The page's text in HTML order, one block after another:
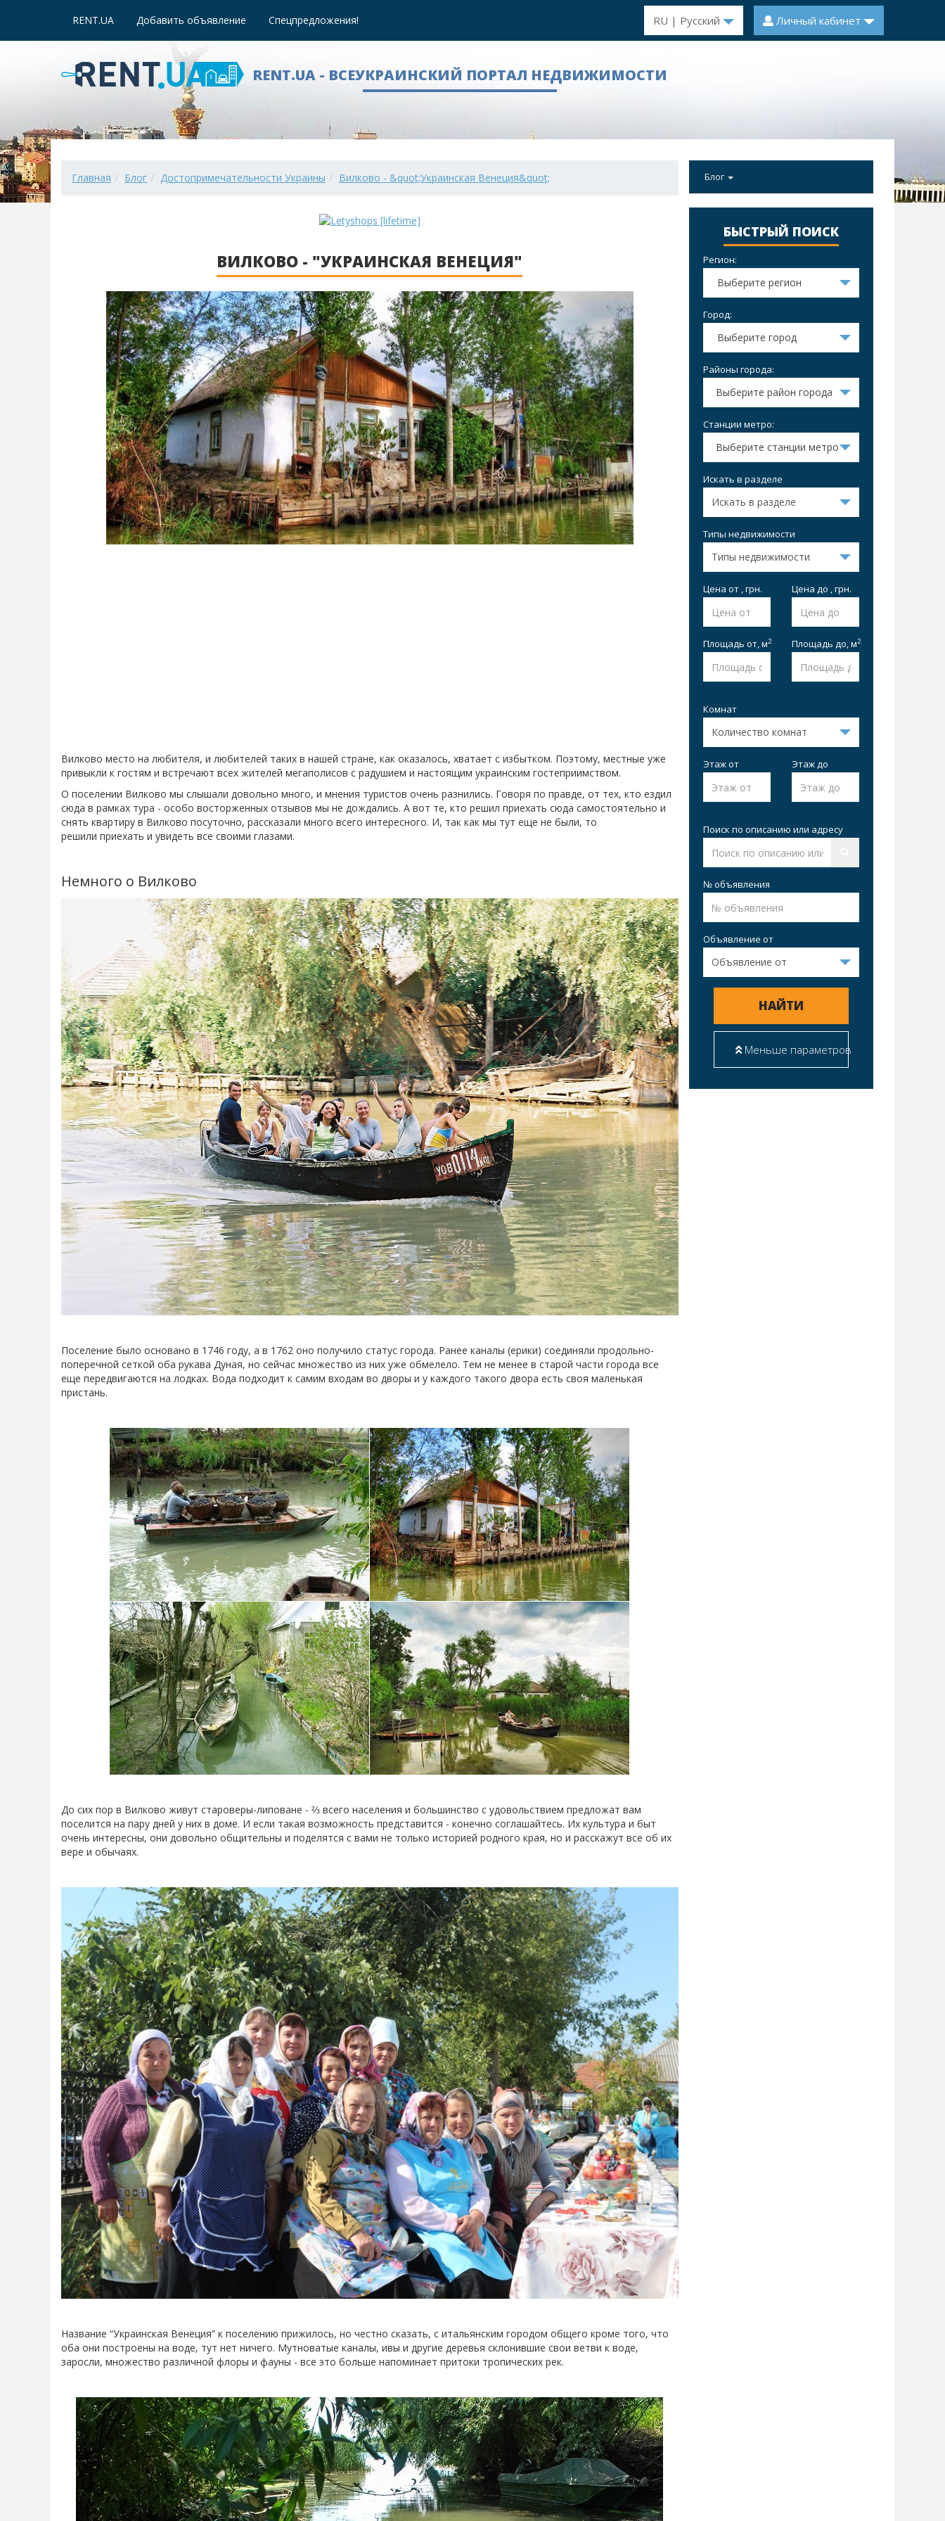
RENT.UA Добавить объявление Спецпредложения! RU | Русский Личный кабинет
RENT.UA - ВСЕУКРАИНСКИЙ ПОРТАЛ НЕДВИЖИМОСТИ
Главная Блог Достопримечательности Украины Вилково - &quot;Украинская Венеция&quot;
ВИЛКОВО - "УКРАИНСКАЯ ВЕНЕЦИЯ"
Вилково место на любителя, и любителей таких в нашей стране, как оказалось, хватает с избытком. Поэтому, местные уже
привыкли к гостям и встречают всех жителей мегаполисов с радушием и настоящим украинским гостеприимством.
О поселении Вилково мы слышали довольно много, и мнения туристов очень разнились. Говоря по правде, от тех, кто ездил
сюда в рамках тура - особо восторженных отзывов мы не дождались. А вот те, кто решил приехать сюда самостоятельно и
снять квартиру в Вилково посуточно, рассказали много всего интересного. И, так как мы тут еще не были, то
решили приехать и увидеть все своими глазами.
Немного о Вилково
Поселение было основано в 1746 году, а в 1762 оно получило статус города. Ранее каналы (ерики) соединяли продольно-
поперечной сеткой оба рукава Дуная, но сейчас множество из них уже обмелело. Тем не менее в старой части города все
еще передвигаются на лодках. Вода подходит к самим входам во дворы и у каждого такого двора есть своя маленькая
пристань.
До сих пор в Вилково живут староверы-липоване - ⅔ всего населения и большинство с удовольствием предложат вам
поселится на пару дней у них в доме. И если такая возможность представится - конечно соглашайтесь. Их культура и быт
очень интересны, они довольно общительны и поделятся с вами не только историей родного края, но и расскажут все об их
вере и обычаях.
Название “Украинская Венеция” к поселению прижилось, но честно сказать, с итальянским городом общего кроме того, что
оба они построены на воде, тут нет ничего. Мутноватые каналы, ивы и другие деревья склонившие свои ветви к воде,
заросли, множество различной флоры и фауны - все это больше напоминает притоки тропических рек.
Блог
БЫСТРЫЙ ПОИСК
Регион:
Выберите регион
Город:
Выберите город
Районы города:
Выберите район города
Станции метро:
Выберите станции метро
Искать в разделе
Типы недвижимости
Цена от , грн. Цена до , грн.
Площадь от,м2 Площадь до,м2
Комнат
Этаж от Этаж до
Поиск по описанию или адресу
№ объявления
Объявление от
НАЙТИ
Меньше параметров